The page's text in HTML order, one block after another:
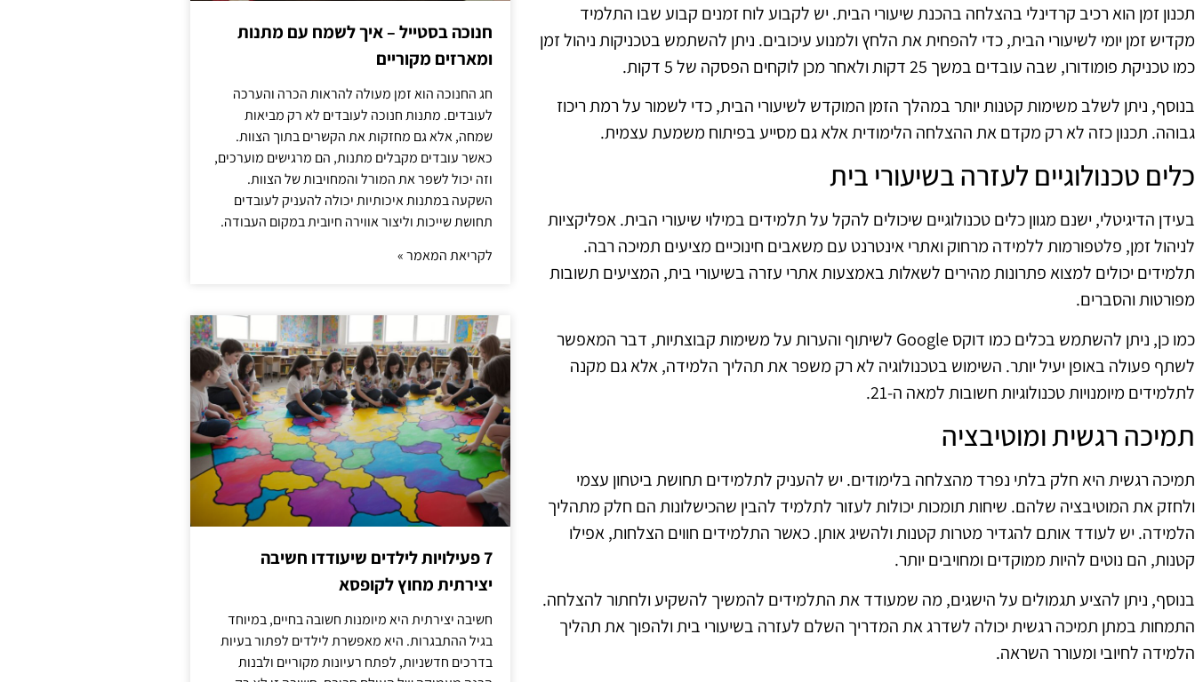
תכנון זמן הוא רכיב קרדינלי בהצלחה בהכנת שיעורי הבית. יש לקבוע לוח זמנים קבוע שבו התלמיד
מקדיש זמן יומי לשיעורי הבית, כדי להפחית את הלחץ ולמנוע עיכובים. ניתן להשתמש בטכניקות ניהול זמן
כמו טכניקת פומודורו, שבה עובדים במשך 25 דקות ולאחר מכן לוקחים הפסקה של 5 דקות.
בנוסף, ניתן לשלב משימות קטנות יותר במהלך הזמן המוקדש לשיעורי הבית, כדי לשמור על רמת ריכוז
גבוהה. תכנון כזה לא רק מקדם את ההצלחה הלימודית אלא גם מסייע בפיתוח משמעת עצמית.
כלים טכנולוגיים לעזרה בשיעורי בית
בעידן הדיגיטלי, ישנם מגוון כלים טכנולוגיים שיכולים להקל על תלמידים במילוי שיעורי הבית. אפליקציות
לניהול זמן, פלטפורמות ללמידה מרחוק ואתרי אינטרנט עם משאבים חינוכיים מציעים תמיכה רבה.
תלמידים יכולים למצוא פתרונות מהירים לשאלות באמצעות אתרי עזרה בשיעורי בית, המציעים תשובות
מפורטות והסברים.
כמו כן, ניתן להשתמש בכלים כמו דוקס Google לשיתוף והערות על משימות קבוצתיות, דבר המאפשר
לשתף פעולה באופן יעיל יותר. השימוש בטכנולוגיה לא רק משפר את תהליך הלמידה, אלא גם מקנה
לתלמידים מיומנויות טכנולוגיות חשובות למאה ה-21.
תמיכה רגשית ומוטיבציה
תמיכה רגשית היא חלק בלתי נפרד מהצלחה בלימודים. יש להעניק לתלמידים תחושת ביטחון עצמי
ולחזק את המוטיבציה שלהם. שיחות תומכות יכולות לעזור לתלמיד להבין שהכישלונות הם חלק מתהליך
הלמידה. יש לעודד אותם להגדיר מטרות קטנות ולהשיג אותן. כאשר התלמידים חווים הצלחות, אפילו
קטנות, הם נוטים להיות ממוקדים ומחויבים יותר.
בנוסף, ניתן להציע תגמולים על הישגים, מה שמעודד את התלמידים להמשיך להשקיע ולחתור להצלחה.
התמחות במתן תמיכה רגשית יכולה לשדרג את המדריך השלם לעזרה בשיעורי בית ולהפוך את תהליך
הלמידה לחיובי ומעורר השראה.
חנוכה בסטייל – איך לשמח עם מתנות
ומארזים מקוריים
חג החנוכה הוא זמן מעולה להראות הכרה והערכה
לעובדים. מתנות חנוכה לעובדים לא רק מביאות
שמחה, אלא גם מחזקות את הקשרים בתוך הצוות.
כאשר עובדים מקבלים מתנות, הם מרגישים מוערכים,
וזה יכול לשפר את המורל והמחויבות של הצוות.
השקעה במתנות איכותיות יכולה להעניק לעובדים
תחושת שייכות וליצור אווירה חיובית במקום העבודה.
לקריאת המאמר »
7 פעילויות לילדים שיעודדו חשיבה
יצירתית מחוץ לקופסא
חשיבה יצירתית היא מיומנות חשובה בחיים, במיוחד
בגיל ההתבגרות. היא מאפשרת לילדים לפתור בעיות
בדרכים חדשניות, לפתח רעיונות מקוריים ולבנות